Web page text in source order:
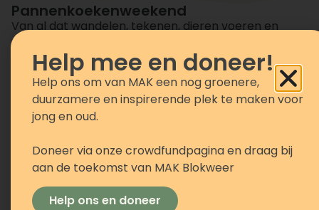
Pannenkoekenweekend
Van al dat wandelen, tekenen, dieren voeren en
ontspannen krijg je natuurlijk trek.
Tijdens het weekend van de Hoornse Stadsfeesten
worden er bij MAK Blokweer heerlijke pannenkoeken
gebakken. Strijk neer op het terras, geniet van de
groene omgeving en neem even de tijd voor iets
Of je nu langskomt voor een activiteit of gewoon op
zoek bent naar een rustig plekje buiten de
festivaldrukte: een pannenkoek smaakt altijd!
Help mee en doneer!
Help ons om van MAK een nog groenere,
duurzamere en inspirerende plek te maken voor
jong en oud.
Doneer via onze crowdfundpagina en draag bij
aan de toekomst van MAK Blokweer
Help ons en doneer